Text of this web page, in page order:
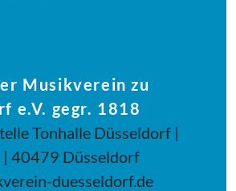
Musikverein zu
e.V. gegr. 1818
Tonhalle Düsseldorf |
| 40479 Düsseldorf
duesseldorf.de